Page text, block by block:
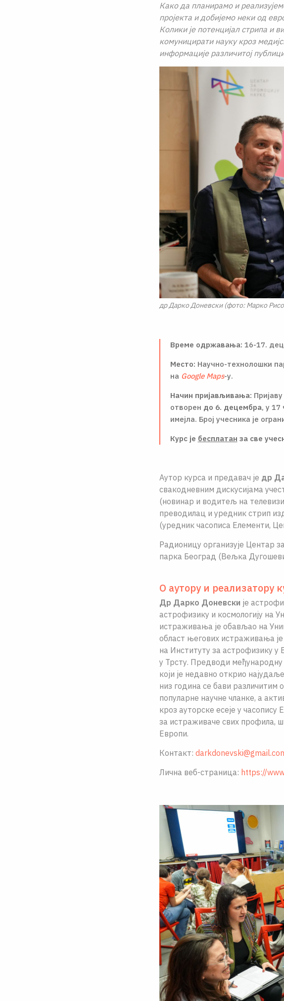
Како да планирамо и
пројекта и добијемо неки од
Колики је потенцијал стрипа и
комуницирати науку кроз
информације различитој
др Дарко Доневски (фото: Марко
Време одржавања: 16-17.
Место: Научно-технолошки
на Google Maps-у.
Начин пријављивања:
отворен до 6. децембра, у 17
имејла. Број учесника је
Курс је бесплатан за све
Аутор курса и предавач је др
свакодневним дискусијама
(новинар и водитељ на
преводилац и уредник стрип
(уредник часописа Елементи,
Радионицу организује Центар
парка Београд (Вељка
О аутору и реализатору
Др Дарко Доневски је
астрофизику и космологију на
истраживања је обављао на
област његових истраживања
на Институту за астрофизику у
у Трсту. Предводи међународну
који је недавно открио
низ година се бави различитим
популарне научне чланке, а
кроз ауторске есеје у
за истраживаче свих профила,
Европи.
Контакт:
Лична веб-страница: https://